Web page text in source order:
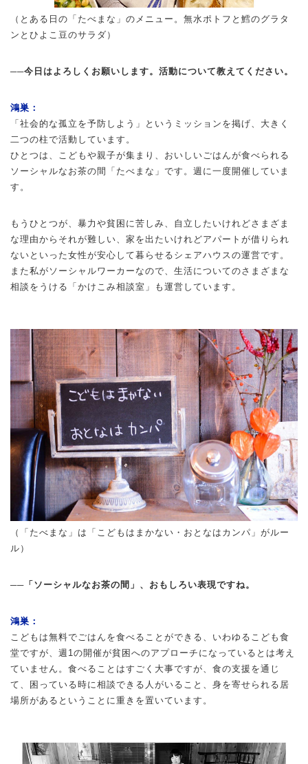
（とある日の「たべまな」のメニュー。無水ポトフと鱈のグラタ
ンとひよこ豆のサラダ）
──今日はよろしくお願いします。活動について教えてください。
鴻巣：
「社会的な孤立を予防しよう」というミッションを掲げ、大きく
二つの柱で活動しています。
ひとつは、こどもや親子が集まり、おいしいごはんが食べられる
ソーシャルなお茶の間「たべまな」です。週に一度開催していま
す。
もうひとつが、暴力や貧困に苦しみ、自立したいけれどさまざま
な理由からそれが難しい、家を出たいけれどアパートが借りられ
ないといった女性が安心して暮らせるシェアハウスの運営です。
また私がソーシャルワーカーなので、生活についてのさまざまな
相談をうける「かけこみ相談室」も運営しています。
（「たべまな」は「こどもはまかない・おとなはカンパ」がルー
ル）
──「ソーシャルなお茶の間」、おもしろい表現ですね。
鴻巣：
こどもは無料でごはんを食べることができる、いわゆるこども食
堂ですが、週1の開催が貧困へのアプローチになっているとは考え
ていません。食べることはすごく大事ですが、食の支援を通じ
て、困っている時に相談できる人がいること、身を寄せられる居
場所があるということに重きを置いています。